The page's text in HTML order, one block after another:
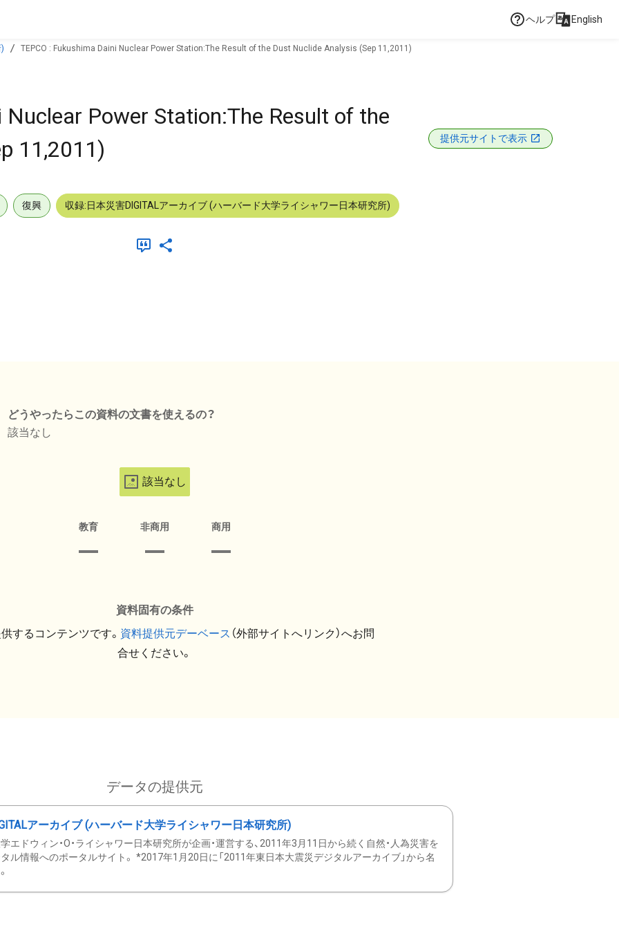
ヘルプ English
TEPCO : Fukushima Daini Nuclear Power Station:The Result of the Dust Nuclide Analysis (Sep 11,2011)
Nuclear Power Station:The Result of the
11,2011)
提供元サイトで表示
復興 収録:日本災害DIGITALアーカイブ (ハーバード大学ライシャワー日本研究所)
どうやったらこの資料の文書を使えるの？
該当なし
該当なし
教育 非商用 商用
資料固有の条件
するコンテンツです。 資料提供元デーベース （外部サイトへリンク）へお問
合せください。
データの提供元
アーカイブ (ハーバード大学ライシャワー日本研究所)
エドウィン・O・ライシャワー日本研究所が企画・運営する、2011年3月11日から続く自然・人為災害を
ル情報へのポータルサイト。 *2017年1月20日に「2011年東日本大震災デジタルアーカイブ」から名